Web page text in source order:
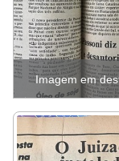
Imagem em